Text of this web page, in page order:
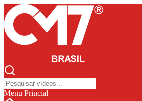
Menu Princial